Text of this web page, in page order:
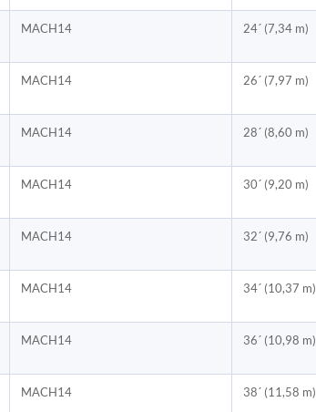
MACH14 24´ (7,34 m)
MACH14 26´ (7,97 m)
MACH14 28´ (8,60 m)
MACH14 30´ (9,20 m)
MACH14 32´ (9,76 m)
MACH14 34´ (10,37 m)
MACH14 36´ (10,98 m)
MACH14 38´ (11,58 m)